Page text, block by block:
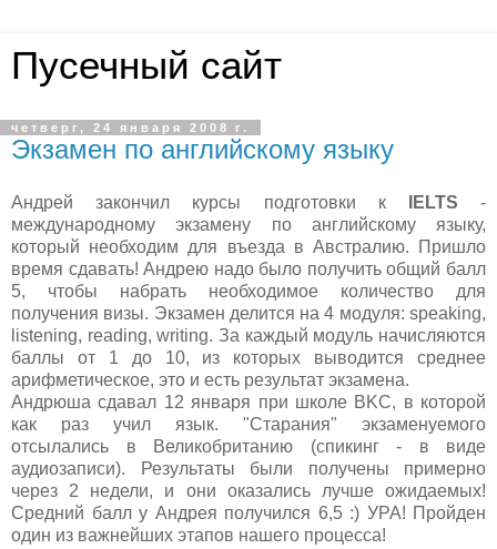
Пусечный сайт
четверг, 24 января 2008 г.
Экзамен по английскому языку
Андрей закончил курсы подготовки к IELTS -
международному экзамену по английскому языку,
который необходим для въезда в Австралию. Пришло
время сдавать! Андрею надо было получить общий балл
5, чтобы набрать необходимое количество для
получения визы. Экзамен делится на 4 модуля: speaking,
listening, reading, writing. За каждый модуль начисляются
баллы от 1 до 10, из которых выводится среднее
арифметическое, это и есть результат экзамена.
Андрюша сдавал 12 января при школе BKC, в которой
как раз учил язык. "Старания" экзаменуемого
отсылались в Великобританию (спикинг - в виде
аудиозаписи). Результаты были получены примерно
через 2 недели, и они оказались лучше ожидаемых!
Средний балл у Андрея получился 6,5 :) УРА! Пройден
один из важнейших этапов нашего процесса!